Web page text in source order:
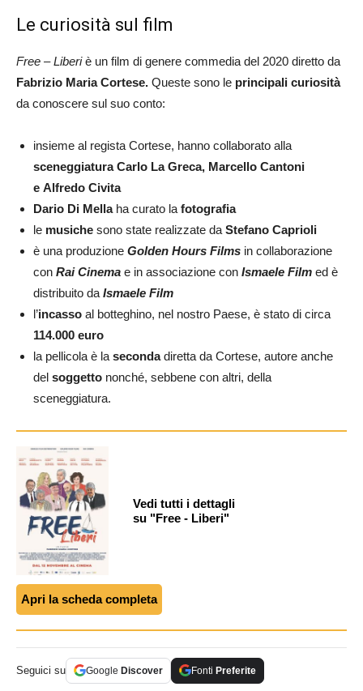
Le curiosità sul film
Free – Liberiè un film di genere commedia del 2020 diretto da
Fabrizio Maria Cortese. Queste sono le principali curiosità
da conoscere sul suo conto:
insieme al regista Cortese, hanno collaborato alla
sceneggiatura Carlo La Greca, Marcello Cantoni
e Alfredo Civita
Dario Di Mellaha curato la fotografia
le musiche sono state realizzate da Stefano Caprioli
è una produzione Golden Hours Films in collaborazione
con Rai Cinema e in associazione con Ismaele Film ed è
distribuito da Ismaele Film
l’incasso al botteghino, nel nostro Paese, è stato di circa
114.000 euro
la pellicola è la secondadiretta da Cortese, autore anche
del soggetto nonché, sebbene con altri, della
sceneggiatura.
Vedi tutti i dettagli
su "Free - Liberi"
Apri la scheda completa
Seguici su Google Discover Fonti Preferite